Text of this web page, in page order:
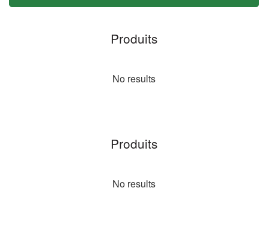
Produits
No results
Produits
No results